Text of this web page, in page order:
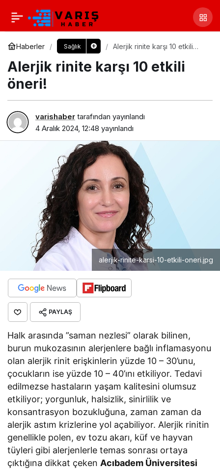
Haberler Sağlık
Alerjik rinite karşı 10 etkili
Alerjik rinite karşı 10 etkili
öneri!
varishaber tarafından yayınlandı
4 Aralık 2024, 12:48 yayınlandı
alerjik-rinite-karsi-10-etkili-oneri.jpg
PAYLAŞ
Halk arasında ”saman nezlesi” olarak bilinen,
burun mukozasının alerjenlere bağlı inflamasyonu
olan alerjik rinit erişkinlerin yüzde 10 – 30’unu,
çocukların ise yüzde 10 – 40’ını etkiliyor. Tedavi
edilmezse hastaların yaşam kalitesini olumsuz
etkiliyor; yorgunluk, halsizlik, sinirlilik ve
konsantrasyon bozukluğuna, zaman zaman da
alerjik astım krizlerine yol açabiliyor. Alerjik rinitin
genellikle polen, ev tozu akarı, küf ve hayvan
tüyleri gibi alerjenlerle temas sonrası ortaya
çıktığına dikkat çeken Acıbadem Üniversitesi